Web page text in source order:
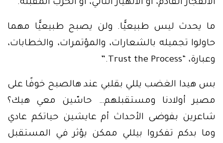
الانفجار القادم، أو الانهيار التالي، أو الحرب المقبلة.
ما يحدث ليس طبيعيًّا. ولن يصبح طبيعيًّا مهما
حاولوا تجميله بالشعارات، والمؤتمرات، والخطابات،
وعبارة، “Trust the Process.”
بس هيدا الغضب يللي بقلبي عند هالصبح خوفًا على
مصير أولادنا ومستقبلهم… حاسّين معي هيك؟
شاعرين بفوضى الأحداث أم عايشين حياتكم عادي
وما بدكم تفكروا بيللي ممكن يؤثر في المستقبل